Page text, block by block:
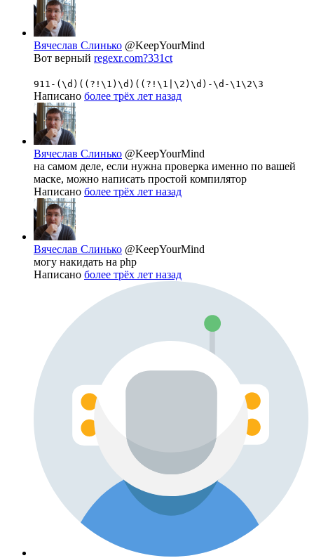
Вячеслав Слинько @KeepYourMind
Вот верный regexr.com?331ct
911-(\d)((?!\1)\d)((?!\1|\2)\d)-\d-\1\2\3
Написано более трёх лет назад
Вячеслав Слинько @KeepYourMind
на самом деле, если нужна проверка именно по вашей
маске, можно написать простой компилятор
Написано более трёх лет назад
Вячеслав Слинько @KeepYourMind
могу накидать на php
Написано более трёх лет назад